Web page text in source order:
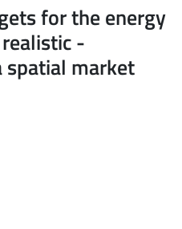
for the energy
-
spatial market